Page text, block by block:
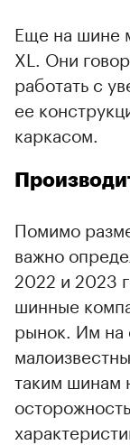
Еще на шине
XL. Они
работать с
ее
каркасом.
Помимо
важно
2022 и 2023
шинные
рынок. Им на
таким шинам